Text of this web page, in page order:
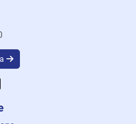
dopravní
Fakulty dopravní
Fakulty dopravní